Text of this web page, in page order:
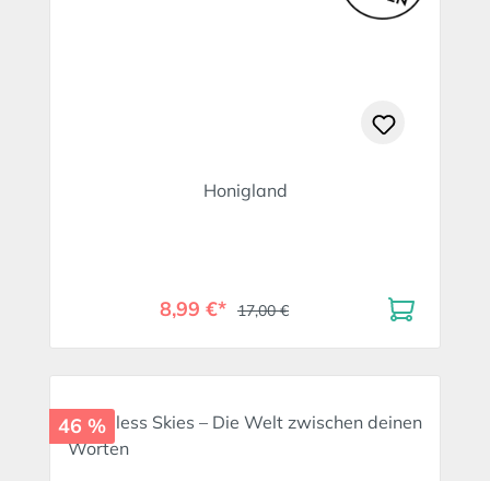
Honigland
8,99 €* 17,00 €
46 %